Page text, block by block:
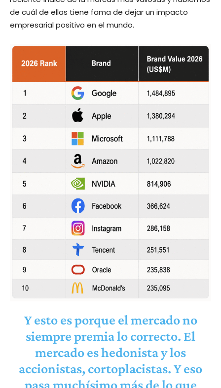
de cuál de ellas tiene fama de dejar un impacto
empresarial positivo en el mundo.
Y esto es porque el mercado no
siempre premia lo correcto. El
mercado es hedonista y los
accionistas, cortoplacistas. Y eso
pasa muchísimo más de lo que